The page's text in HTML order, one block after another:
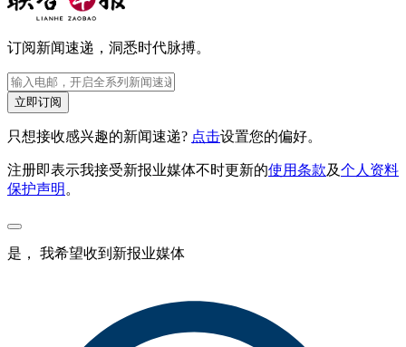
订阅新闻速递，洞悉时代脉搏。
立即订阅
只想接收感兴趣的新闻速递? 点击设置您的偏好。
注册即表示我接受新报业媒体不时更新的使用条款及个人资料
保护声明 。
是， 我希望收到新报业媒体